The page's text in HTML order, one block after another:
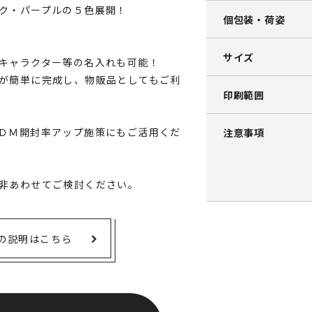
・パープルの５色展開！
ャラクター等の名入れも可能！
簡単に完成し、物販品としてもご利
Ｍ開封率アップ施策にもご活用くだ
あわせてご検討ください。
説明はこちら
個包装・荷姿
サイズ
印刷範囲
注意事項